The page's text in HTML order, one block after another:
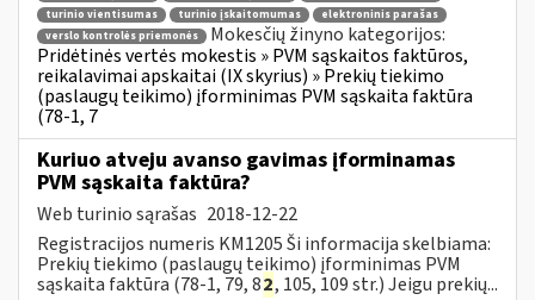
turinio vientisumas
turinio įskaitomumas
elektroninis parašas
verslo kontrolės priemonės
Mokesčių žinyno kategorijos:
Pridėtinės vertės mokestis » PVM sąskaitos faktūros,
reikalavimai apskaitai (IX skyrius) » Prekių tiekimo
(paslaugų teikimo) įforminimas PVM sąskaita faktūra
(78-1, 7
Kuriuo atveju avanso gavimas įforminamas
PVM sąskaita faktūra?
Web turinio sąrašas 2018-12-22
Registracijos numeris KM1205 Ši informacija skelbiama:
Prekių tiekimo (paslaugų teikimo) įforminimas PVM
sąskaita faktūra (78-1, 79, 82, 105, 109 str.) Jeigu prekių...